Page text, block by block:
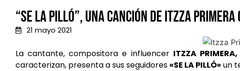
“Se La Pilló”, una canción de Itzza
21 mayo 2021
La cantante, compositora e influencer ITZZA PRIMERA,
caracterizan, presenta a sus seguidores «SE LA PILLÓ» un